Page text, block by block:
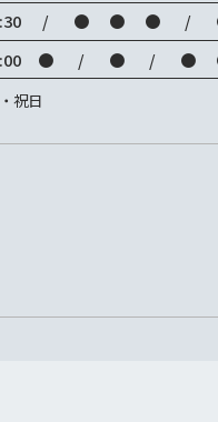
/ ● ● ● /
● / ● / ●
祝日